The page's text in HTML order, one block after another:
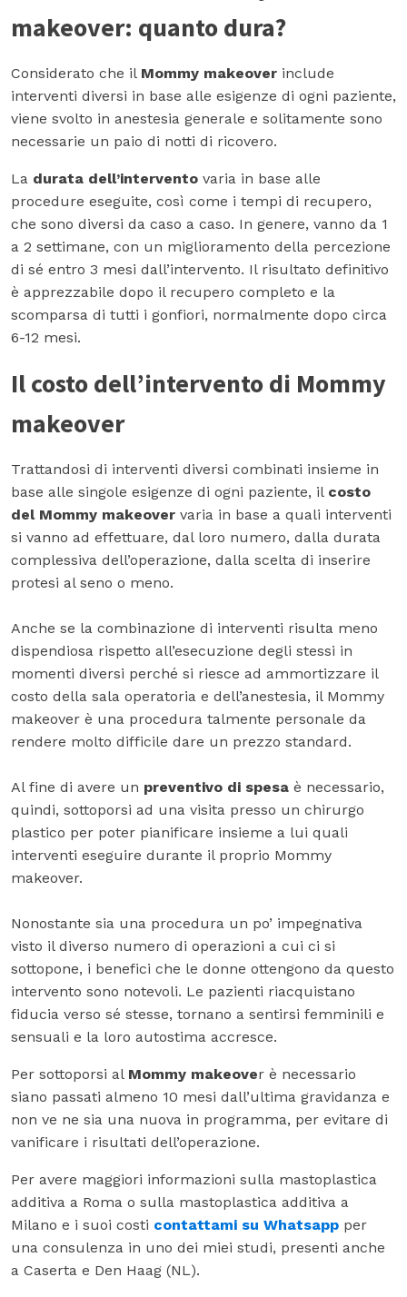
makeover: quanto dura?
Considerato che il Mommy makeover include
interventi diversi in base alle esigenze di ogni paziente,
viene svolto in anestesia generale e solitamente sono
necessarie un paio di notti di ricovero.
La durata dell’intervento varia in base alle
procedure eseguite, così come i tempi di recupero,
che sono diversi da caso a caso. In genere, vanno da 1
a 2 settimane, con un miglioramento della percezione
di sé entro 3 mesi dall’intervento. Il risultato definitivo
è apprezzabile dopo il recupero completo e la
scomparsa di tutti i gonfiori, normalmente dopo circa
6-12 mesi.
Il costo dell’intervento di Mommy
makeover
Trattandosi di interventi diversi combinati insieme in
base alle singole esigenze di ogni paziente, il costo
del Mommy makeover varia in base a quali interventi
si vanno ad effettuare, dal loro numero, dalla durata
complessiva dell’operazione, dalla scelta di inserire
protesi al seno o meno.
Anche se la combinazione di interventi risulta meno
dispendiosa rispetto all’esecuzione degli stessi in
momenti diversi perché si riesce ad ammortizzare il
costo della sala operatoria e dell’anestesia, il Mommy
makeover è una procedura talmente personale da
rendere molto difficile dare un prezzo standard.
Al fine di avere un preventivo di spesa è necessario,
quindi, sottoporsi ad una visita presso un chirurgo
plastico per poter pianificare insieme a lui quali
interventi eseguire durante il proprio Mommy
makeover.
Nonostante sia una procedura un po’ impegnativa
visto il diverso numero di operazioni a cui ci si
sottopone, i benefici che le donne ottengono da questo
intervento sono notevoli. Le pazienti riacquistano
fiducia verso sé stesse, tornano a sentirsi femminili e
sensuali e la loro autostima accresce.
Per sottoporsi al Mommy makeover è necessario
siano passati almeno 10 mesi dall’ultima gravidanza e
non ve ne sia una nuova in programma, per evitare di
vanificare i risultati dell’operazione.
Per avere maggiori informazioni sulla mastoplastica
additiva a Roma o sulla mastoplastica additiva a
Milano e i suoi costi contattami su Whatsapp per
una consulenza in uno dei miei studi, presenti anche
a Caserta e Den Haag (NL).